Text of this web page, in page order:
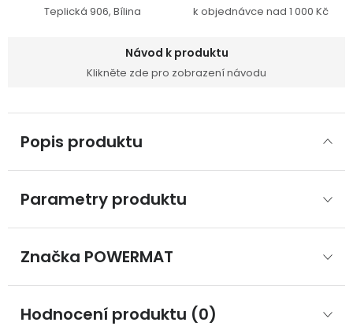
Teplická 906, Bílina k objednávce nad 1 000 Kč
Návod k produktu
Klikněte zde pro zobrazení návodu
Popis produktu
Parametry produktu
Značka POWERMAT
Hodnocení produktu (0)